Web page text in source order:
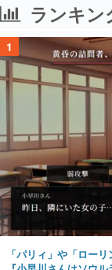
ランキン
1
「パリィ」や「ロー